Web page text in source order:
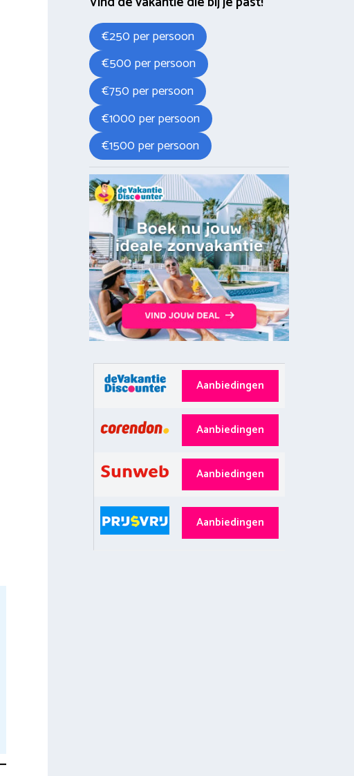
€250 per persoon
€500 per persoon
€750 per persoon
€1000 per persoon
€1500 per persoon
Aanbiedingen
Aanbiedingen
Aanbiedingen
Aanbiedingen